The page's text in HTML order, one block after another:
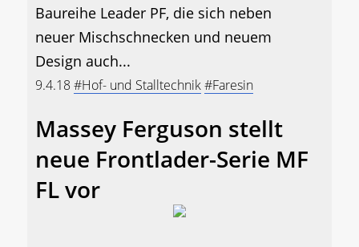
Baureihe Leader PF, die sich neben
neuer Mischschnecken und neuem
Design auch...
9.4.18#Hof- und Stalltechnik#Faresin
Massey Ferguson stellt
neue Frontlader-Serie MF
FL vor